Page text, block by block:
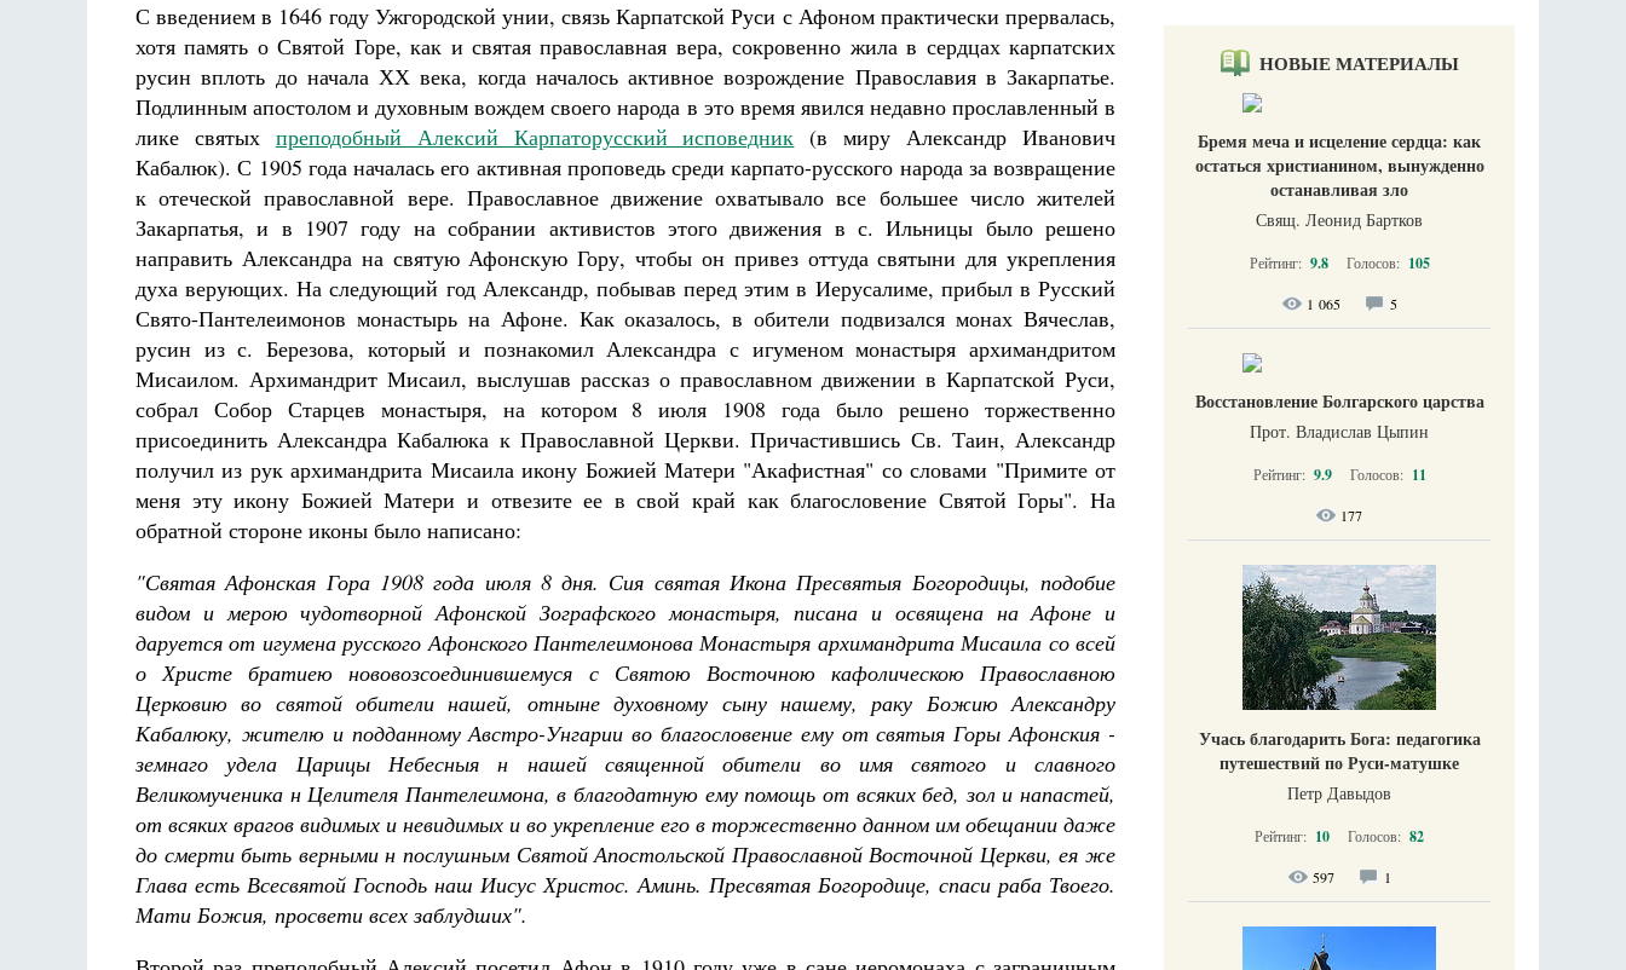
С введением в 1646 году Ужгородской унии, связь Карпатской Руси с Афоном практически прервалась,
хотя память о Святой Горе, как и святая православная вера, сокровенно жила в сердцах карпатских
русин вплоть до начала ХХ века, когда началось активное возрождение Православия в Закарпатье.
Подлинным апостолом и духовным вождем своего народа в это время явился недавно прославленный в
лике святых преподобный Алексий Карпаторусский исповедник (в миру Александр Иванович
Кабалюк). С 1905 года началась его активная проповедь среди карпато-русского народа за возвращение
к отеческой православной вере. Православное движение охватывало все большее число жителей
Закарпатья, и в 1907 году на собрании активистов этого движения в с. Ильницы было решено
направить Александра на святую Афонскую Гору, чтобы он привез оттуда святыни для укрепления
духа верующих. На следующий год Александр, побывав перед этим в Иерусалиме, прибыл в Русский
Свято-Пантелеимонов монастырь на Афоне. Как оказалось, в обители подвизался монах Вячеслав,
русин из с. Березова, который и познакомил Александра с игуменом монастыря архимандритом
Мисаилом. Архимандрит Мисаил, выслушав рассказ о православном движении в Карпатской Руси,
собрал Собор Старцев монастыря, на котором 8 июля 1908 года было решено торжественно
присоединить Александра Кабалюка к Православной Церкви. Причастившись Св. Таин, Александр
получил из рук архимандрита Мисаила икону Божией Матери "Акафистная" со словами "Примите от
меня эту икону Божией Матери и отвезите ее в свой край как благословение Святой Горы". На
обратной стороне иконы было написано:
"Святая Афонская Гора 1908 года июля 8 дня. Сия святая Икона Пресвятыя Богородицы, подобие
видом и мерою чудотворной Афонской Зографского монастыря, писана и освящена на Афоне и
даруется от игумена русского Афонского Пантелеимонова Монастыря архимандрита Мисаила со всей
о Христе братиею нововозсоединившемуся с Святою Восточною кафолическою Православною
Церковию во святой обители нашей, отныне духовному сыну нашему, раку Божию Александру
Кабалюку, жителю и подданному Австро-Унгарии во благословение ему от святыя Горы Афонския -
земнаго удела Царицы Небесныя н нашей священной обители во имя святого и славного
Великомученика н Целителя Пантелеимона, в благодатную ему помощь от всяких бед, зол и напастей,
от всяких врагов видимых и невидимых и во укрепление его в торжественно данном им обещании даже
до смерти быть верными н послушным Святой Апостольской Православной Восточной Церкви, ея же
Глава есть Всесвятой Господь наш Иисус Христос. Аминь. Пресвятая Богородице, спаси раба Твоего.
Мати Божия, просвети всех заблудших".
НОВЫЕ МАТЕРИАЛЫ
Бремя меча и исцеление сердца: как
остаться христианином, вынужденно
останавливая зло
Свящ. Леонид Бартков
Рейтинг: 9.8 Голосов: 105
1 065 5
Восстановление Болгарского царства
Прот. Владислав Цыпин
Рейтинг: 9.9 Голосов: 11
177
Учась благодарить Бога: педагогика
путешествий по Руси-матушке
Петр Давыдов
Рейтинг: 10 Голосов: 82
597 1